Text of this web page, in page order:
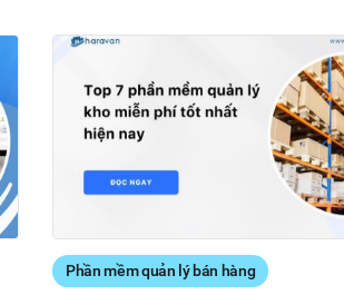
Phần mềm quản lý bán hàng